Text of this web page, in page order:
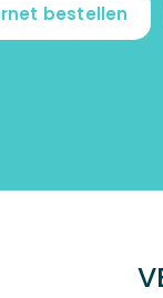
bestellen